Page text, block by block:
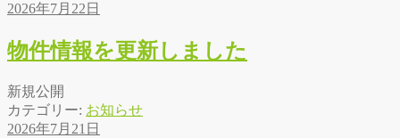
2026年7月22日
物件情報を更新しました
新規公開
カテゴリー: お知らせ
2026年7月21日